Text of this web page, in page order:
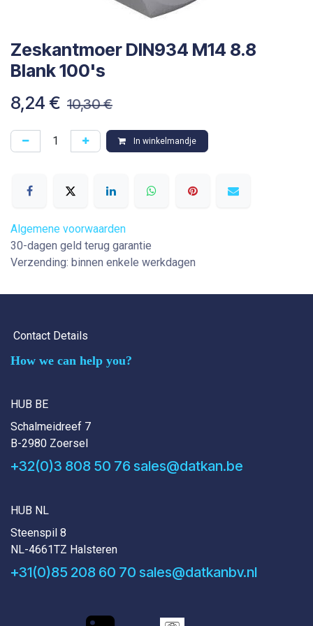
Zeskantmoer DIN934 M14 8.8
Blank 100's
8,24 € 10,30€
In winkelmandje
Algemene voorwaarden
30-dagen geld terug garantie
Verzending: binnen enkele werkdagen
Contact Details
How we can help you?
HUB BE
Schalmeidreef 7
B-2980 Zoersel
+32(0)3 808 50 76 sales@datkan.be
HUB NL
Steenspil 8
NL-4661TZ Halsteren
+31(0)85 208 60 70 sales@datkanbv.nl